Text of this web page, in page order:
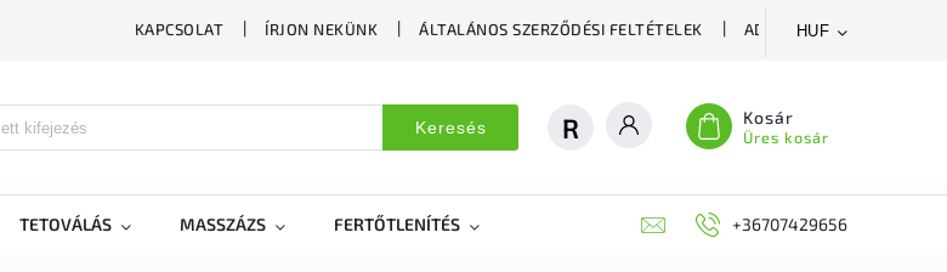
KAPCSOLAT ÍRJON NEKÜNK ÁLTALÁNOS SZERZŐDÉSI FELTÉTELEK ADATVÉDELMI
HUF
Keresés Kosár
Üres kosár
TETOVÁLÁS MASSZÁZS FERTŐTLENÍTÉS DEKORÁCIÓS FALPANEL, MŰNÖVÉNY FAL
+36707429656